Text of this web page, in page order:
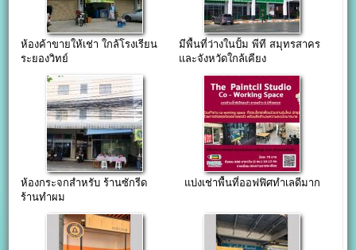
ห้องค้าขายให้เช่า ใกล้โรงเรียน
ระยองวิทย์
มีพื้นที่ว่างในปั้ม พีที สมุทรสาคร
และจังหวัดใกล้เคียง
ห้องกระจกสำหรับ ร้านซักรีด
ร้านทำผม
แบ่งเช่าพื้นที่ออฟฟิศทำเลดีมาก